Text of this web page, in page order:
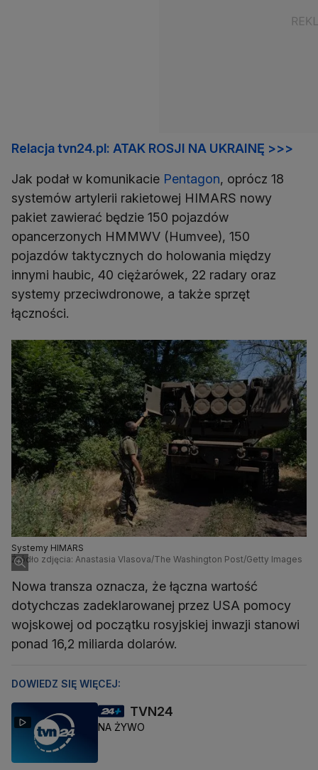
Relacja tvn24.pl: ATAK ROSJI NA UKRAINĘ >>>
Jak podał w komunikacie Pentagon, oprócz 18
systemów artylerii rakietowej HIMARS nowy
pakiet zawierać będzie 150 pojazdów
opancerzonych HMMWV (Humvee), 150
pojazdów taktycznych do holowania między
innymi haubic, 40 ciężarówek, 22 radary oraz
systemy przeciwdronowe, a także sprzęt
łączności.
Systemy HIMARS
Źródło zdjęcia: Anastasia Vlasova/The Washington Post/Getty Images
Nowa transza oznacza, że łączna wartość
dotychczas zadeklarowanej przez USA pomocy
wojskowej od początku rosyjskiej inwazji stanowi
ponad 16,2 miliarda dolarów.
DOWIEDZ SIĘ WIĘCEJ:
TVN24
NA ŻYWO